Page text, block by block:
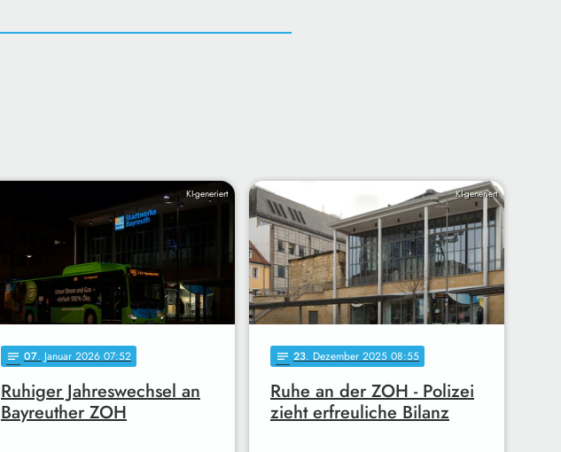
KI-generiert
notes 07. Januar 2026 07:52
Ruhiger Jahreswechsel an
Bayreuther ZOH
KI-generiert
notes 23. Dezember 2025 08:55
Ruhe an der ZOH - Polizei
zieht erfreuliche Bilanz